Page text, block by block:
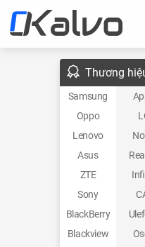
Thương
Samsung
Oppo
Lenovo
Asus
ZTE
Sony
BlackBerry
Blackview